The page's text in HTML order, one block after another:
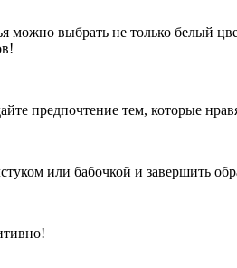
выбрать не только белый
предпочтение тем, которые
или бабочкой и завершить